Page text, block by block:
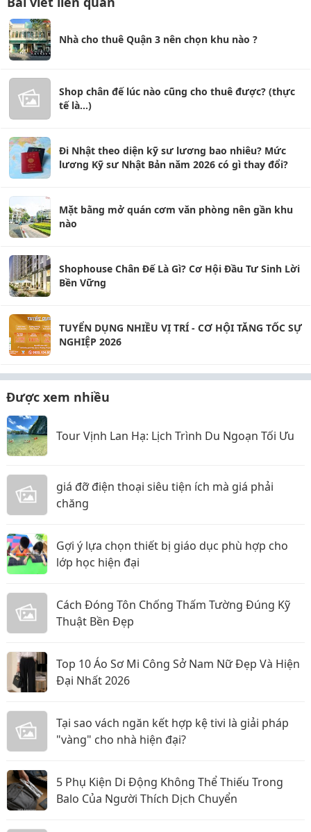
Nhà cho thuê Quận 3 nên chọn khu nào ?
Shop chân đế lúc nào cũng cho thuê được? (thực
tế là...)
Đi Nhật theo diện kỹ sư lương bao nhiêu? Mức
lương Kỹ sư Nhật Bản năm 2026 có gì thay đổi?
Mặt bằng mở quán cơm văn phòng nên gần khu
nào
Shophouse Chân Đế Là Gì? Cơ Hội Đầu Tư Sinh Lời
Bền Vững
TUYỂN DỤNG NHIỀU VỊ TRÍ - CƠ HỘI TĂNG TỐC SỰ
NGHIỆP 2026
Được xem nhiều
Tour Vịnh Lan Hạ: Lịch Trình Du Ngoạn Tối Ưu
giá đỡ điện thoại siêu tiện ích mà giá phải
chăng
Gợi ý lựa chọn thiết bị giáo dục phù hợp cho
lớp học hiện đại
Cách Đóng Tôn Chống Thấm Tường Đúng Kỹ
Thuật Bền Đẹp
Top 10 Áo Sơ Mi Công Sở Nam Nữ Đẹp Và Hiện
Đại Nhất 2026
Tại sao vách ngăn kết hợp kệ tivi là giải pháp
"vàng" cho nhà hiện đại?
5 Phụ Kiện Di Động Không Thể Thiếu Trong
Balo Của Người Thích Dịch Chuyển